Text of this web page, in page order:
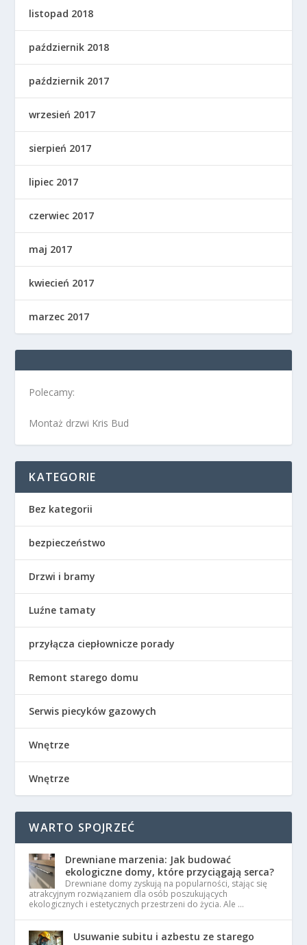
listopad 2018
październik 2018
październik 2017
wrzesień 2017
sierpień 2017
lipiec 2017
czerwiec 2017
maj 2017
kwiecień 2017
marzec 2017
Polecamy:
Montaż drzwi Kris Bud
KATEGORIE
Bez kategorii
bezpieczeństwo
Drzwi i bramy
Luźne tamaty
przyłącza ciepłownicze porady
Remont starego domu
Serwis piecyków gazowych
Wnętrze
Wnętrze
WARTO SPOJRZEĆ
Drewniane marzenia: Jak budować
ekologiczne domy, które przyciągają serca?
Drewniane domy zyskują na popularności, stając się
atrakcyjnym rozwiązaniem dla osób poszukujących
ekologicznych i estetycznych przestrzeni do życia. Ale …
Usuwanie subitu i azbestu ze starego